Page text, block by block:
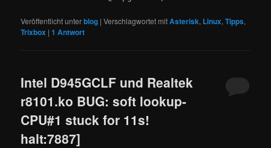
Veröffentlicht unterblog |Verschlagwortet mitAsterisk, Linux,Tipps,
Trixbox |1 Antwort
Intel D945GCLF und Realtek
r8101.ko BUG: soft lookup-
CPU#1 stuck for 11s!
halt:7887]